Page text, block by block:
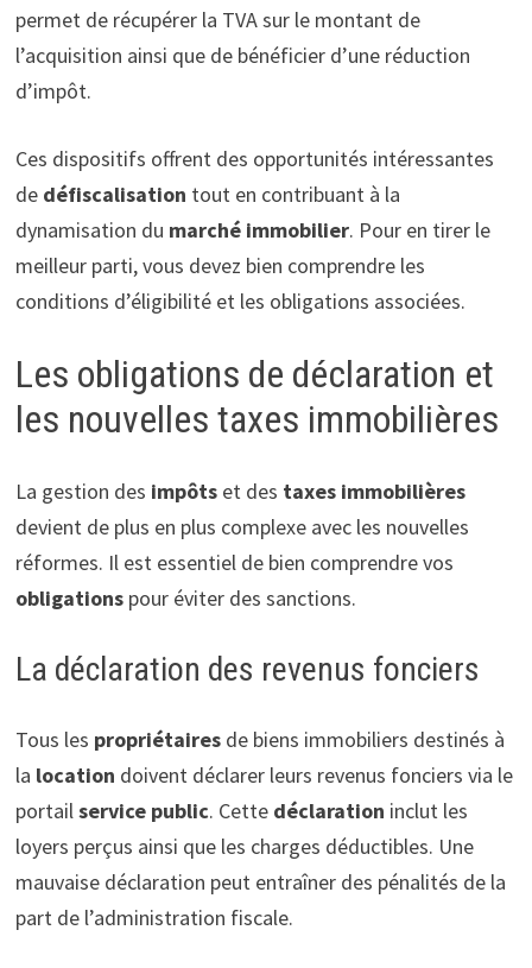
permet de récupérer la TVA sur le montant de
l’acquisition ainsi que de bénéficier d’une réduction
d’impôt.
Ces dispositifs offrent des opportunités intéressantes
de défiscalisation tout en contribuant à la
dynamisation du marché immobilier. Pour en tirer le
meilleur parti, vous devez bien comprendre les
conditions d’éligibilité et les obligations associées.
Les obligations de déclaration et
les nouvelles taxes immobilières
La gestion des impôtset des taxes immobilières
devient de plus en plus complexe avec les nouvelles
réformes. Il est essentiel de bien comprendre vos
obligationspour éviter des sanctions.
La déclaration des revenus fonciers
Tous les propriétairesde biens immobiliers destinés à
la location doivent déclarer leurs revenus fonciers via le
portailservice public. Cette déclaration inclut les
loyers perçus ainsi que les charges déductibles. Une
mauvaise déclaration peut entraîner des pénalités de la
part de l’administration fiscale.